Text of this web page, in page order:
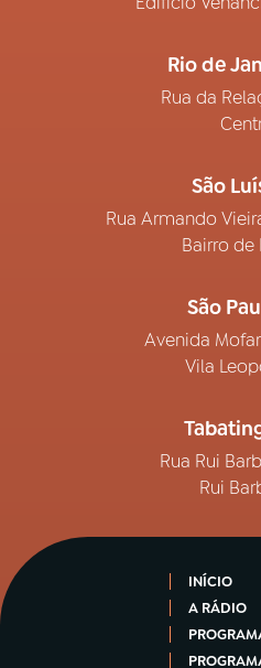
Rio de
Rua da
São
Rua Armando
Bairro de
São
Avenida
Vila
Rua Rui
Rui
INÍCIO
A RÁDIO